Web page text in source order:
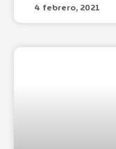
4 febrero, 2021